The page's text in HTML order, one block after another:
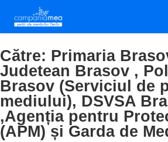
main
content
Către: Primaria
Judetean Brasov ,
Brasov (Serviciul de
mediului), DSVSA
,Agenția pentru
(APM) și Garda de